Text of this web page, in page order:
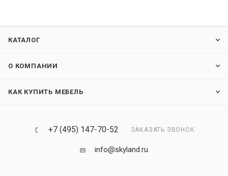
КАТАЛОГ
О КОМПАНИИ
КАК КУПИТЬ МЕБЕЛЬ
+7 (495) 147-70-52 ЗАКАЗАТЬ ЗВОНОК
info@skyland.ru